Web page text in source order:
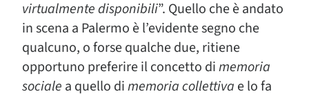
virtualmente disponibili”. Quello che è andato
in scena a Palermo è l’evidente segno che
qualcuno, o forse qualche due, ritiene
opportuno preferire il concetto dimemoria
sociale a quello dimemoria collettiva e lo fa